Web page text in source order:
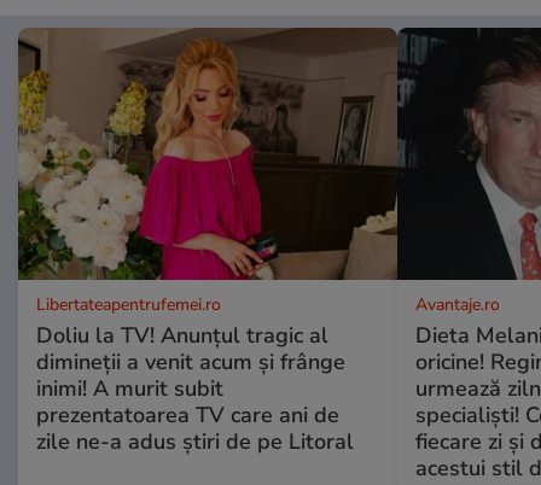
Libertateapentrufemei.ro
Doliu la TV! Anunțul tragic al
dimineții a venit acum și frânge
inimi! A murit subit
prezentatoarea TV care ani de
zile ne-a adus știri de pe Litoral
Avantaje.ro
Dieta
oricine!
urmează
specialiști!
fiecare zi și
acestui stil